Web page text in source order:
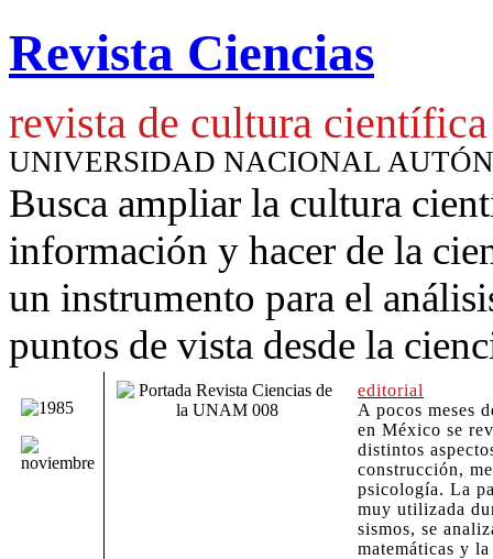
Revista Ciencias
revista de cultura científica
UNIVERSIDAD NACIONAL
Busca ampliar la cultura
información y hacer de la
un instrumento para el
puntos de vista desde la
editorial
A pocos meses
en México se
distintos
construcción,
psicología. La
muy utilizada
sismos, se
matemáticas y